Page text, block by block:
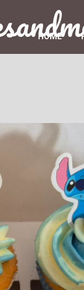
HOME